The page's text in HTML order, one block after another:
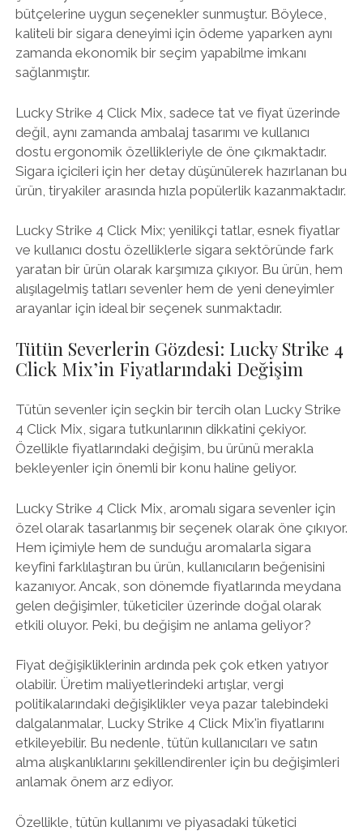
bütçelerine uygun seçenekler sunmuştur. Böylece,
kaliteli bir sigara deneyimi için ödeme yaparken aynı
zamanda ekonomik bir seçim yapabilme imkanı
sağlanmıştır.
Lucky Strike 4 Click Mix, sadece tat ve fiyat üzerinde
değil, aynı zamanda ambalaj tasarımı ve kullanıcı
dostu ergonomik özellikleriyle de öne çıkmaktadır.
Sigara içicileri için her detay düşünülerek hazırlanan bu
ürün, tiryakiler arasında hızla popülerlik kazanmaktadır.
Lucky Strike 4 Click Mix; yenilikçi tatlar, esnek fiyatlar
ve kullanıcı dostu özelliklerle sigara sektöründe fark
yaratan bir ürün olarak karşımıza çıkıyor. Bu ürün, hem
alışılagelmiş tatları sevenler hem de yeni deneyimler
arayanlar için ideal bir seçenek sunmaktadır.
Tütün Severlerin Gözdesi: Lucky Strike 4
Click Mix’in Fiyatlarındaki Değişim
Tütün sevenler için seçkin bir tercih olan Lucky Strike
4 Click Mix, sigara tutkunlarının dikkatini çekiyor.
Özellikle fiyatlarındaki değişim, bu ürünü merakla
bekleyenler için önemli bir konu haline geliyor.
Lucky Strike 4 Click Mix, aromalı sigara sevenler için
özel olarak tasarlanmış bir seçenek olarak öne çıkıyor.
Hem içimiyle hem de sunduğu aromalarla sigara
keyfini farklılaştıran bu ürün, kullanıcıların beğenisini
kazanıyor. Ancak, son dönemde fiyatlarında meydana
gelen değişimler, tüketiciler üzerinde doğal olarak
etkili oluyor. Peki, bu değişim ne anlama geliyor?
Fiyat değişikliklerinin ardında pek çok etken yatıyor
olabilir. Üretim maliyetlerindeki artışlar, vergi
politikalarındaki değişiklikler veya pazar talebindeki
dalgalanmalar, Lucky Strike 4 Click Mix'in fiyatlarını
etkileyebilir. Bu nedenle, tütün kullanıcıları ve satın
alma alışkanlıklarını şekillendirenler için bu değişimleri
anlamak önem arz ediyor.
Özellikle, tütün kullanımı ve piyasadaki tüketici